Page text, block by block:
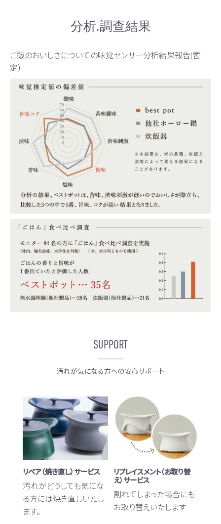
分析.調查結果
ご飯のおいしさについての味覚センサー分析結果報告(暫
定)
SUPPORT
汚れが気になる方への安心サポート
リペア（焼き直し）サービス
汚れがどうしても気にな
る方には焼き直しいたし
ます。
リプレイスメント（お取り替
え）サービス
割れてしまった場合にも
お取り替えいたします